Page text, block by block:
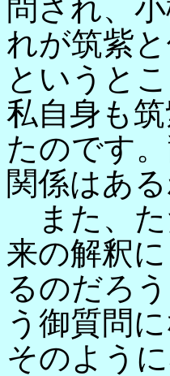
問され、
れが筑紫
というと
私自身も
たのです
関係はある
また、た
来の解釈
るのだろ
う御質問
そのよう